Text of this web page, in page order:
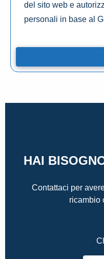
del sito web e
personali in base al
HAI
Contattaci per
ricambio